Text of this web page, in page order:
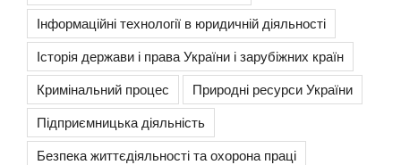
Інформаційні технології в юридичній діяльності
Історія держави і права України і зарубіжних країн
Кримінальний процес
Природні ресурси України
Підприємницька діяльність
Безпека життєдіяльності та охорона праці